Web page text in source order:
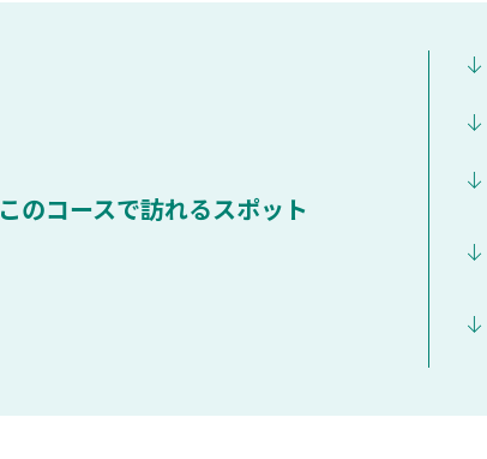
このコースで訪れるスポット